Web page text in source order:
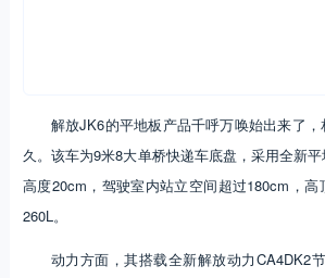
解放JK6的平地板产品千呼万唤始出来了
久。该车为9米8大单桥快递车底盘，采用全新
高度20cm，驾驶室内站立空间超过180cm，
260L。
动力方面，其搭载全新解放动力CA4DK2